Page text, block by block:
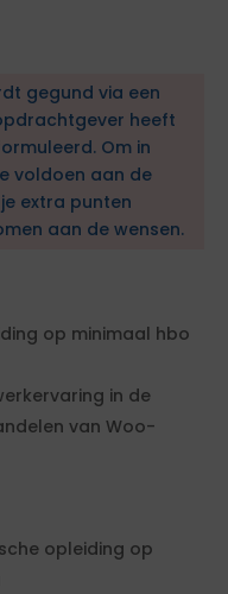
gegund via een
heeft
Om in
voldoen aan de
extra punten
aan de wensen.
op minimaal hbo
in de
van Woo-
opleiding op